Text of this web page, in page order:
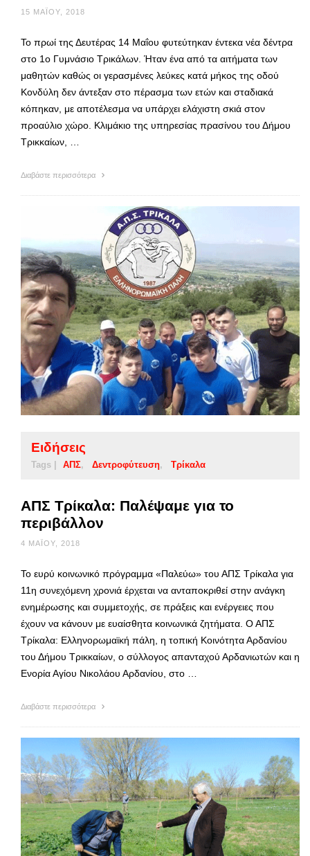
15 ΜΑΪ́ΟΥ, 2018
Το πρωί της Δευτέρας 14 Μαΐου φυτεύτηκαν έντεκα νέα δέντρα
στο 1ο Γυμνάσιο Τρικάλων. Ήταν ένα από τα αιτήματα των
μαθητών καθώς οι γερασμένες λεύκες κατά μήκος της οδού
Κονδύλη δεν άντεξαν στο πέρασμα των ετών και σταδιακά
κόπηκαν, με αποτέλεσμα να υπάρχει ελάχιστη σκιά στον
προαύλιο χώρο. Κλιμάκιο της υπηρεσίας πρασίνου του Δήμου
Τρικκαίων, …
Διαβάστε περισσότερα
Ειδήσεις
Tags | ΑΠΣ Δεντροφύτευση Τρίκαλα
ΑΠΣ Τρίκαλα: Παλέψαμε για το
περιβάλλον
4 ΜΑΪ́ΟΥ, 2018
Το ευρύ κοινωνικό πρόγραμμα «Παλεύω» του ΑΠΣ Τρίκαλα για
11η συνεχόμενη χρονιά έρχεται να ανταποκριθεί στην ανάγκη
ενημέρωσης και συμμετοχής, σε πράξεις και ενέργειες που
έχουν να κάνουν με ευαίσθητα κοινωνικά ζητήματα. Ο ΑΠΣ
Τρίκαλα: Ελληνορωμαϊκή πάλη, η τοπική Κοινότητα Αρδανίου
του Δήμου Τρικκαίων, ο σύλλογος απανταχού Αρδανιωτών και η
Ενορία Αγίου Νικολάου Αρδανίου, στο …
Διαβάστε περισσότερα